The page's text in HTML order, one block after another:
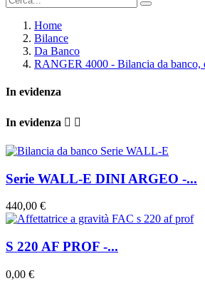
Home
Bilance
Da Banco
RANGER 4000 - Bilancia da banco,
In evidenza
In evidenza  
Serie WALL-E DINI ARGEO -...
440,00 €
S 220 AF PROF -...
0,00 €